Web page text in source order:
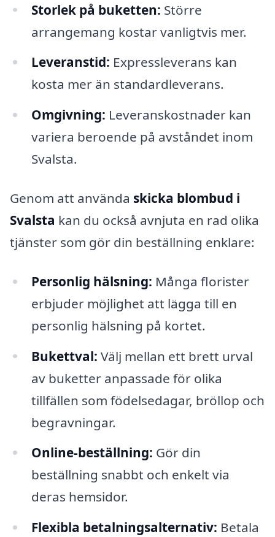
Storlek på buketten: Större
arrangemang kostar vanligtvis mer.
Leveranstid: Expressleverans kan
kosta mer än standardleverans.
Omgivning: Leveranskostnader kan
variera beroende på avståndet inom
Svalsta.
Genom att använda skicka blombud i
Svalsta kan du också avnjuta en rad olika
tjänster som gör din beställning enklare:
Personlig hälsning: Många florister
erbjuder möjlighet att lägga till en
personlig hälsning på kortet.
Bukettval: Välj mellan ett brett urval
av buketter anpassade för olika
tillfällen som födelsedagar, bröllop och
begravningar.
Online-beställning: Gör din
beställning snabbt och enkelt via
deras hemsidor.
Flexibla betalningsalternativ: Betala